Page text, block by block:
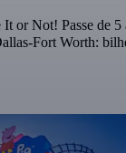
or Not! Passe de 5
Fort Worth: